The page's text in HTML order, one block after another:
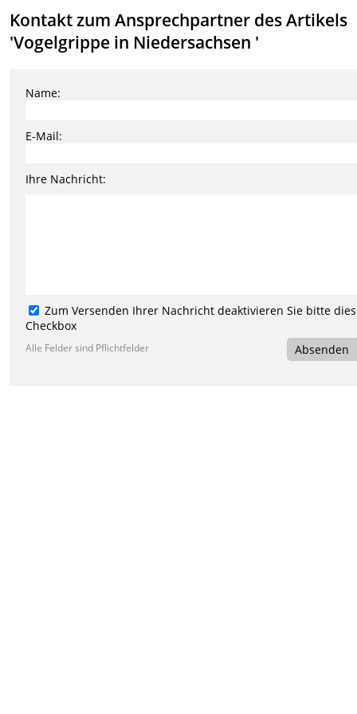
Kontakt zum Ansprechpartner des Artikels
'Vogelgrippe in Niedersachsen '
Name:
E-Mail:
Ihre Nachricht:
Zum Versenden Ihrer Nachricht deaktivieren Sie bitte
Checkbox
Alle Felder sind Pflichtfelder Absenden